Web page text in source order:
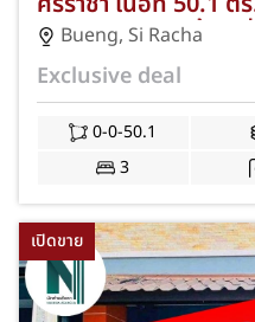
ห้องนอน 2 ห้องน้ำ 2 ที่
NKA-64-075
Bueng, Si Racha
Exclusive deal
0-0-50.1
3
เปิดขาย